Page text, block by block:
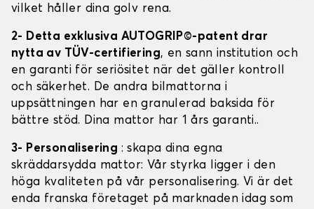
vilket håller dina golv rena.
2- Detta exklusiva AUTOGRIP©-patent drar
nytta av TÜV-certifiering, en sann institution och
en garanti för seriösitet när det gäller kontroll
och säkerhet. De andra bilmattorna i
uppsättningen har en granulerad baksida för
bättre stöd. Dina mattor har 1 års garanti..
3- Personalisering : skapa dina egna
skräddarsydda mattor: Vår styrka ligger i den
höga kvaliteten på vår personalisering. Vi är det
enda franska företaget på marknaden idag som